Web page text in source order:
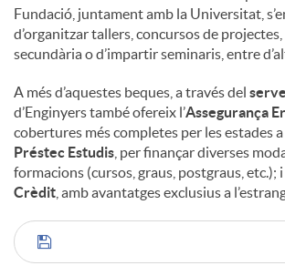
Fundació, juntament amb la Universitat,
d’organitzar tallers, concursos de
secundària o d’impartir seminaris, entre
A més d’aquestes beques, a través del
d’Enginyers també ofereix l’Assegurança
cobertures més completes per les estades
Préstec Estudis , per finançar diverses
formacions (cursos, graus, postgraus, etc.);
Crèdit , amb avantatges exclusius a